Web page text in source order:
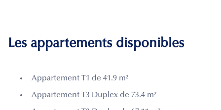
Les appartements disponibles
Appartement T1 de 41.9 m²
Appartement T3 Duplex de 73.4 m²